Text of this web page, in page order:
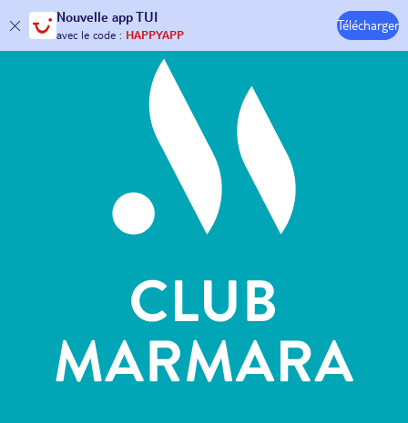
Nouvelle app TUI
30€ offerts*sur votre
avec le code : HAPPYAPP
Télécharger
Hôtels & Clubs